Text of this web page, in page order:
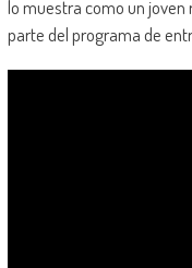
lo muestra como un joven
parte del programa de